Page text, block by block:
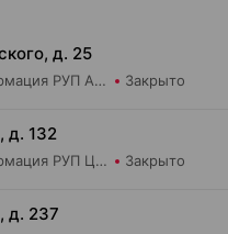
д. 25
Минская Фармация РУП Аптека №184 Закрыто
д. 132
Минская Фармация РУП Центральная межрайонная аптека №80 Закрыто
д. 237